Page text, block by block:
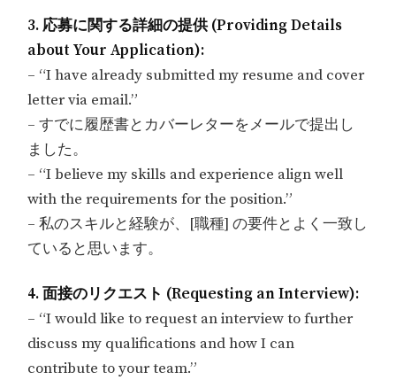
3. 応募に関する詳細の提供 (Providing Details
about Your Application):
– “I have already submitted my resume and cover
letter via email.”
– すでに履歴書とカバーレターをメールで提出し
ました。
– “I believe my skills and experience align well
with the requirements for the position.”
– 私のスキルと経験が、[職種] の要件とよく一致し
ていると思います。
4. 面接のリクエスト (Requesting an Interview):
– “I would like to request an interview to further
discuss my qualifications and how I can
contribute to your team.”